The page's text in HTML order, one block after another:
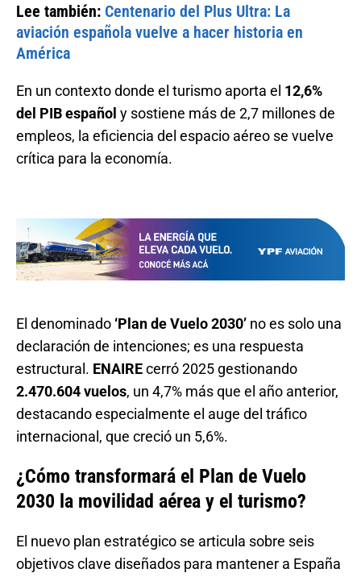
Lee también: Centenario del Plus Ultra: La
aviación española vuelve a hacer historia en
América
En un contexto donde el turismo aporta el 12,6%
del PIB español y sostiene más de 2,7 millones de
empleos, la eficiencia del espacio aéreo se vuelve
crítica para la economía.
El denominado ‘Plan de Vuelo 2030’ no es solo una
declaración de intenciones; es una respuesta
estructural. ENAIREcerró 2025 gestionando
2.470.604 vuelos, un 4,7% más que el año anterior,
destacando especialmente el auge del tráfico
internacional, que creció un 5,6%.
¿Cómo transformará el Plan de Vuelo
2030 la movilidad aérea y el turismo?
El nuevo plan estratégico se articula sobre seis
objetivos clave diseñados para mantener a España